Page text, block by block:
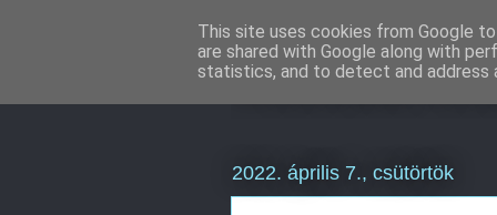
Weboldal
2022. április 7., csütörtök
This site uses cookies from Google
are shared with Google along with
statistics, and to detect and address